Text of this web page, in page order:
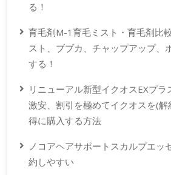
る！
育毛剤M-1育毛ミスト・育毛剤比
スト、ブブカ、チャップアップ、
する！
リニューアル新型イクオスEXプラ
激安、割引を極めてイクオスを(
得に購入する方法
ノコアヘアサポートスカルプエッ
約しやすい